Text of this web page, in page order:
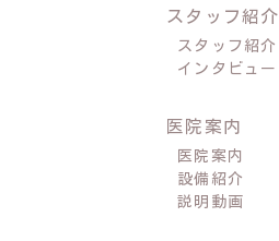
スタッフ紹介
スタッフ紹介
インタビュー
医院案内
医院案内
設備紹介
説明動画